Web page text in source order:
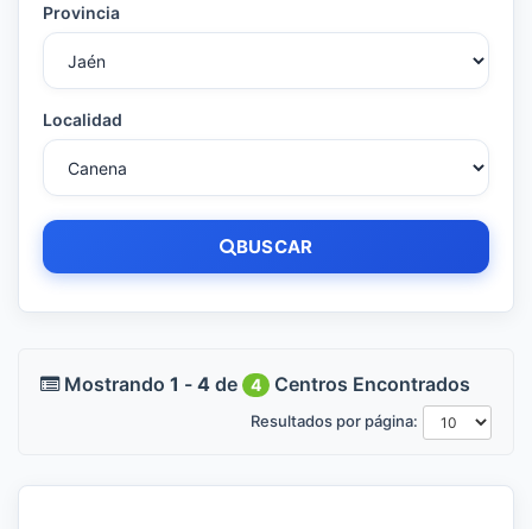
Provincia
Localidad
BUSCAR
Mostrando 1 - 4 de 4 Centros Encontrados
Resultados por página: